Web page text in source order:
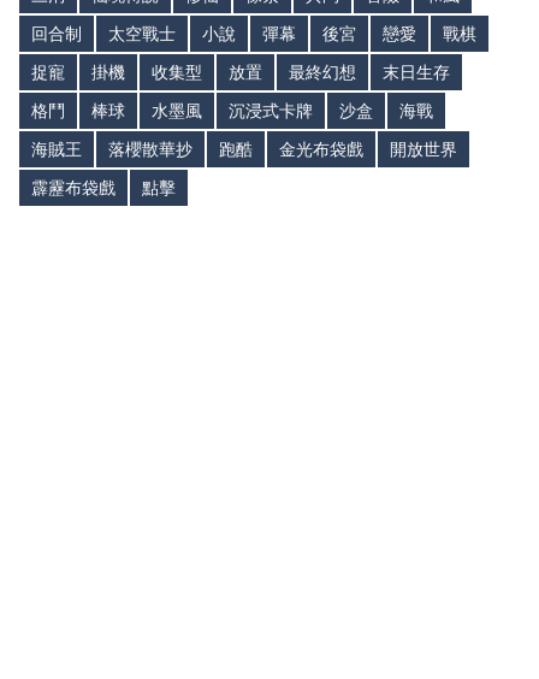
回合制
太空戰士 小說 彈幕 後宮 戀愛
戰棋
捉寵
掛機 收集型 放置 最終幻想
末日生存
格鬥
棒球 水墨風 沉浸式卡牌 沙盒
海戰
海賊王
落櫻散華抄 跑酷 金光布袋戲
開放世界
霹靂布袋戲
點擊